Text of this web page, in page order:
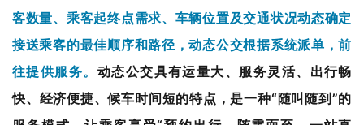
客数量、乘客起终点需求、车辆位置及交通状况动态确定
接送乘客的最佳顺序和路径，动态公交根据系统派单，前
往提供服务。 动态公交具有运量大、服务灵活、出行畅
快、经济便捷、候车时间短的特点，是一种“随叫随到”的